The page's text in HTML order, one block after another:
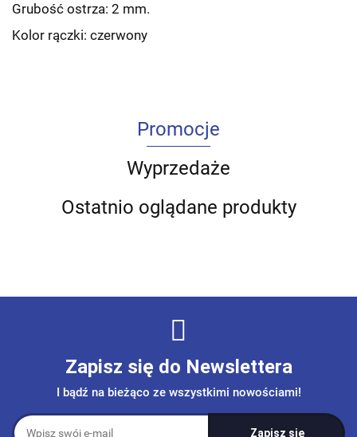
Grubość ostrza: 2 mm.
Kolor rączki: czerwony
Promocje
Wyprzedaże
Ostatnio oglądane produkty
Zapisz się do Newslettera
I bądź na bieżąco ze wszystkimi nowościami!